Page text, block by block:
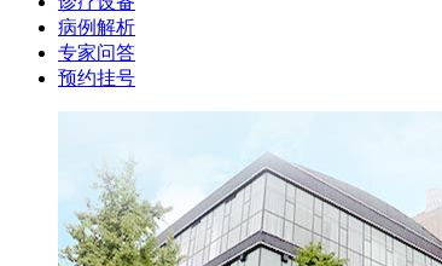
病例解析
专家问答
预约挂号